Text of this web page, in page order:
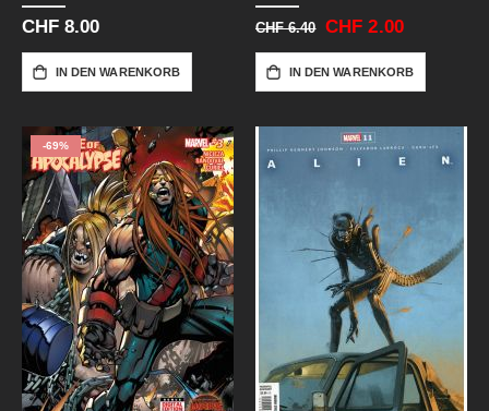
CHF 8.00
IN DEN WARENKORB
CHF 6.40 Sonderangebot
CHF 2.00
IN DEN WARENKORB
-69%